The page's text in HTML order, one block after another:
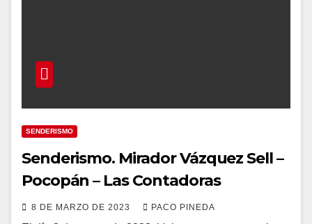
SENDERISMO
Senderismo. Mirador Vázquez Sell –
Pocopán – Las Contadoras
8 DE MARZO DE 2023 PACO PINEDA